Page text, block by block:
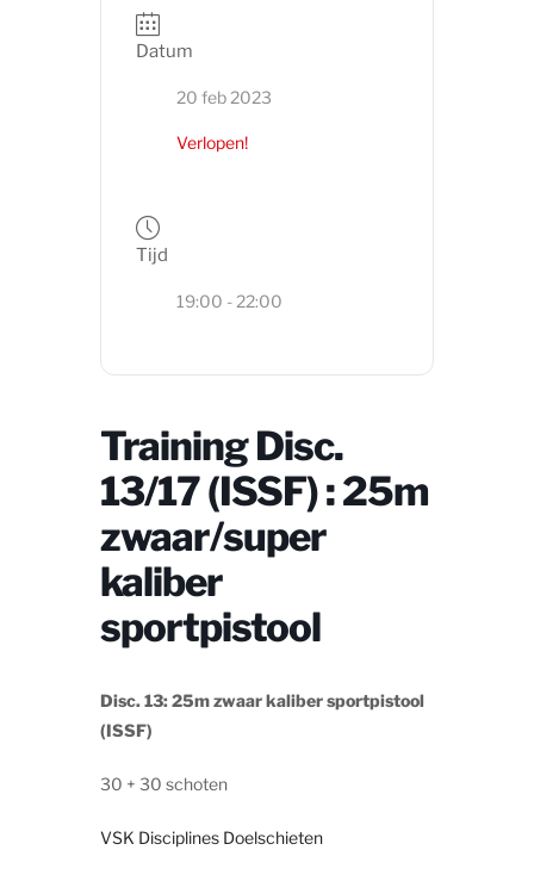
Datum
20 feb 2023
Verlopen!
Tijd
19:00 - 22:00
Training Disc.
13/17 (ISSF) : 25m
zwaar/super
kaliber
sportpistool
Disc. 13: 25m zwaar kaliber sportpistool
(ISSF)
30 + 30 schoten
VSK Disciplines Doelschieten